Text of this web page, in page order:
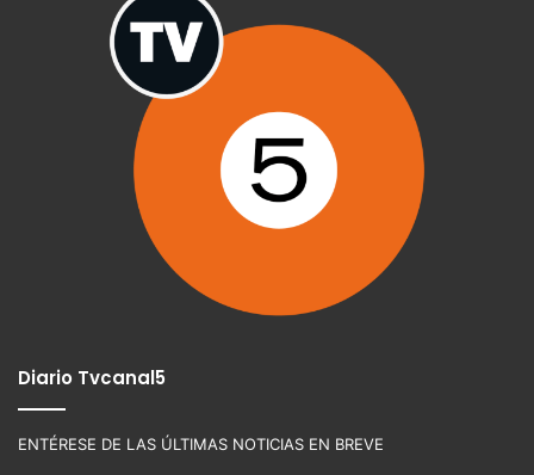
Diario Tvcanal5
ENTÉRESE DE LAS ÚLTIMAS NOTICIAS EN BREVE